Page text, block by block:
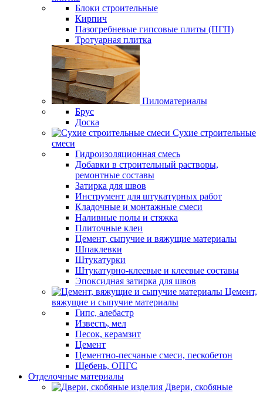
Блоки строительные
Кирпич
Пазогребневые гипсовые плиты (ПГП)
Тротуарная плитка
Пиломатериалы
Брус
Доска
Сухие строительные
смеси
Гидроизоляционная смесь
Добавки в строительный растворы,
ремонтные составы
Затирка для швов
Инструмент для штукатурных работ
Кладочные и монтажные смеси
Наливные полы и стяжка
Плиточные клеи
Цемент, сыпучие и вяжущие материалы
Шпаклевки
Штукатурки
Штукатурно-клеевые и клеевые составы
Эпоксидная затирка для швов
Цемент,
вяжущие и сыпучие материалы
Гипс, алебастр
Известь, мел
Песок, керамзит
Цемент
Цементно-песчаные смеси, пескобетон
Щебень, ОПГС
Отделочные материалы
Двери, скобяные